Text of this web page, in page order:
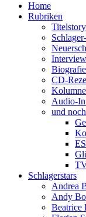
Home
Rubriken
Titelstory
CD-
Kolumne
Audio-
und
Schlagerstars
Andrea
Andy
Beatrice